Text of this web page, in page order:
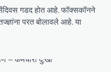
गडद होत आहे. फॉक्सकॉनने
परत बोलावले आहे. या